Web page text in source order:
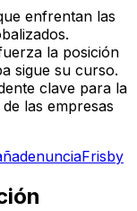
enfrentan las
la posición
sigue su curso.
clave para la
las empresas
denunciaFrisby